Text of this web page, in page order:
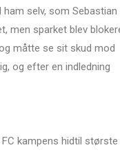
selv, som Sebastian
men sparket blev
måtte se sit skud mod
og efter en indledning
kampens hidtil største